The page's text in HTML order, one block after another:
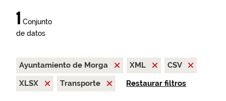
1 Conjunto
de datos
Ayuntamiento de Morga XML
CSV
XLSX
Transporte Restaurar filtros